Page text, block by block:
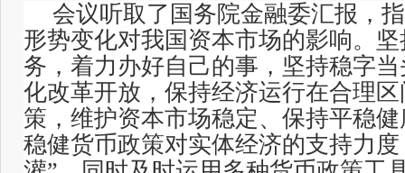
会议听取了国务院金融委汇报，
形势变化对我国资本市场的影响。
务，着力办好自己的事，坚持稳字
化改革开放，保持经济运行在合理
策，维护资本市场稳定、保持平稳
稳健货币政策对实体经济的支持力